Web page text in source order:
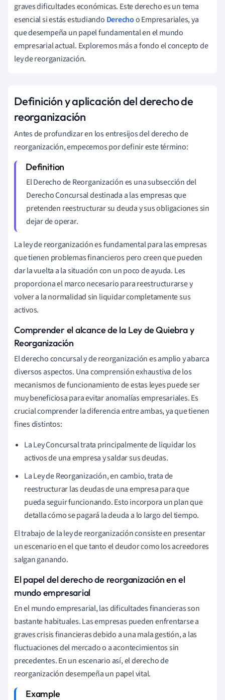
graves dificultades económicas. Este derecho es un tema
esencial si estás estudiando Derechoo Empresariales, ya
que desempeña un papel fundamental en el mundo
empresarial actual. Exploremos más a fondo el concepto de
ley de reorganización.
Definición y aplicación del derecho de
reorganización
Antes de profundizar en los entresijos del derecho de
reorganización, empecemos por definir este término:
El Derecho de Reorganización es una subsección del
Derecho Concursal destinada a las empresas que
pretenden reestructurar su deuda y sus obligaciones sin
dejar de operar.
La ley de reorganización es fundamental para las empresas
que tienen problemas financieros pero creen que pueden
dar la vuelta a la situación con un poco de ayuda. Les
proporciona el marco necesario para reestructurarse y
volver a la normalidad sin liquidar completamente sus
activos.
Comprender el alcance de la Ley de Quiebra y
Reorganización
El derecho concursal y de reorganización es amplio y abarca
diversos aspectos. Una comprensión exhaustiva de los
mecanismos de funcionamiento de estas leyes puede ser
muy beneficiosa para evitar anomalías empresariales. Es
crucial comprender la diferencia entre ambas, ya que tienen
fines distintos:
La Ley Concursal trata principalmente de liquidar los
activos de una empresa y saldar sus deudas.
La Ley de Reorganización, en cambio, trata de
reestructurar las deudas de una empresa para que
pueda seguir funcionando. Esto incorpora un plan que
detalla cómo se pagará la deuda a lo largo del tiempo.
El trabajo de la ley de reorganización consiste en presentar
un escenario en el que tanto el deudor como los acreedores
salgan ganando.
El papel del derecho de reorganización en el
mundo empresarial
En el mundo empresarial, las dificultades financieras son
bastante habituales. Las empresas pueden enfrentarse a
graves crisis financieras debido a una mala gestión, a las
fluctuaciones del mercado o a acontecimientos sin
precedentes. En un escenario así, el derecho de
reorganización desempeña un papel vital.